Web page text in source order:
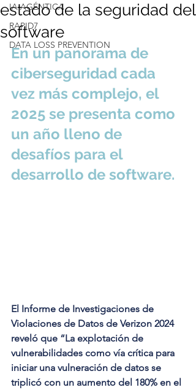
IA AGÉNTICA
RAPID7
DATA LOSS PREVENTION
estado de la seguridad del
software
En un panorama de
ciberseguridad cada
vez más complejo, el
2025 se presenta como
un año lleno de
desafíos para el
desarrollo de software.
El Informe de Investigaciones de
Violaciones de Datos de Verizon 2024
reveló que “La explotación de
vulnerabilidades como vía crítica para
iniciar una vulneración de datos se
triplicó con un aumento del 180% en el